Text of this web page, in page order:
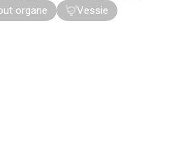
organe
Vessie